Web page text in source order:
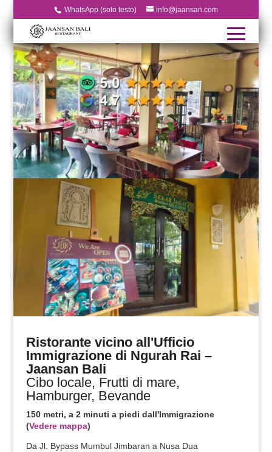
WhatsApp (solo testo) info@jaansan.com
Ristorante vicino all'Ufficio
Immigrazione di Ngurah Rai –
Jaansan Bali
Cibo locale, Frutti di mare,
Hamburger, Bevande
150 metri, a 2 minuti a piedi dall'Immigrazione
(Vedere mappa)
Da Jl. Bypass Mumbul Jimbaran a Nusa Dua